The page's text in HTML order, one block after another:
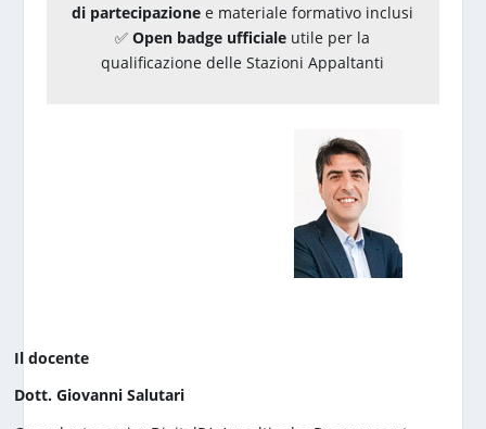
di partecipazionee materiale formativo inclusi
✅Open badge ufficiale utile per la
qualificazione delle Stazioni Appaltanti
Il docente
Dott. Giovanni Salutari